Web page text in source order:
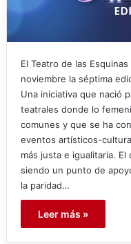
El Teatro de las
noviembre la séptima
Una iniciativa que nació
teatrales donde lo
comunes y que se ha
eventos artísticos-
más justa e igualitaria.
siendo un punto de
la paridad…
Leer más »